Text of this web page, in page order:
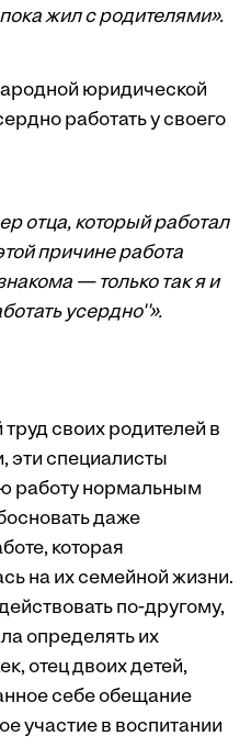
жил с родителями».
юридической
работать у своего
отца, который работал
причине работа
— только так я и
усердно''».
своих родителей в
эти специалисты
работу нормальным
даже
которая
на их семейной жизни.
по-другому,
определять их
отец двоих детей,
себе обещание
участие в воспитании